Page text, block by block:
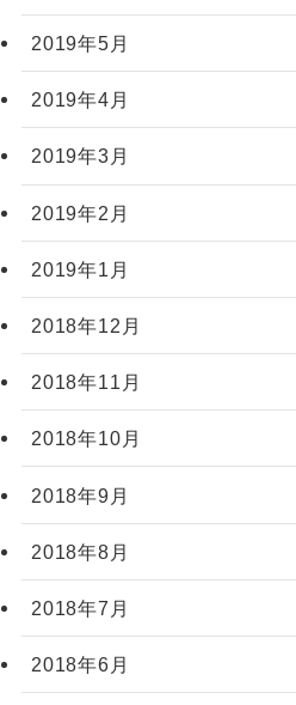
2019年5月
2019年4月
2019年3月
2019年2月
2019年1月
2018年12月
2018年11月
2018年10月
2018年9月
2018年8月
2018年7月
2018年6月